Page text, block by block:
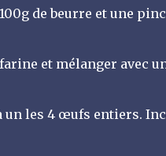
de beurre et une
et mélanger avec
les 4 œufs entiers.